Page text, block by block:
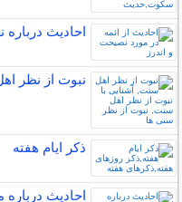
احادیث درباره
نبوت از نظر
ذکر ایام هفته
احادیث درباره